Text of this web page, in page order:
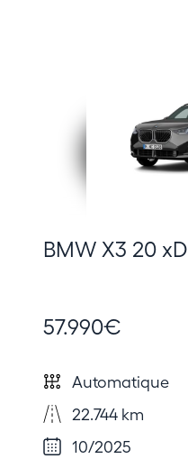
BMW X3 20
57.990€
Automatique
22.744 km
10/2025